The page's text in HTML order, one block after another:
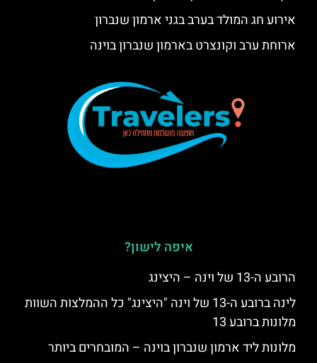
אירוע חג המולד בערב בגני ארמון שנברון
ארוחת ערב וקונצרט בארמון שנברון בוינה
איפה לישון?
הרובע ה-13 של וינה – היצינג
לינה ברובע ה-13 של וינה "היצינג" כל ההמלצות השוות
מלונות ברובע 13
מלונות ליד ארמון שנברון בוינה – המובחרים ביותר